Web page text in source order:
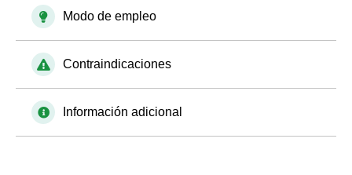
Modo de empleo
Contraindicaciones
Información adicional